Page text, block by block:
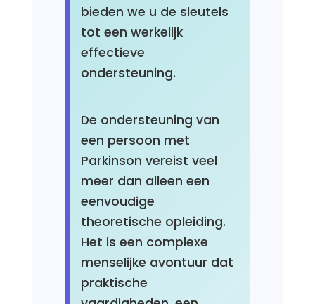
bieden we u de sleutels
tot een werkelijk
effectieve
ondersteuning.
De ondersteuning van
een persoon met
Parkinson vereist veel
meer dan alleen een
eenvoudige
theoretische opleiding.
Het is een complexe
menselijke avontuur dat
praktische